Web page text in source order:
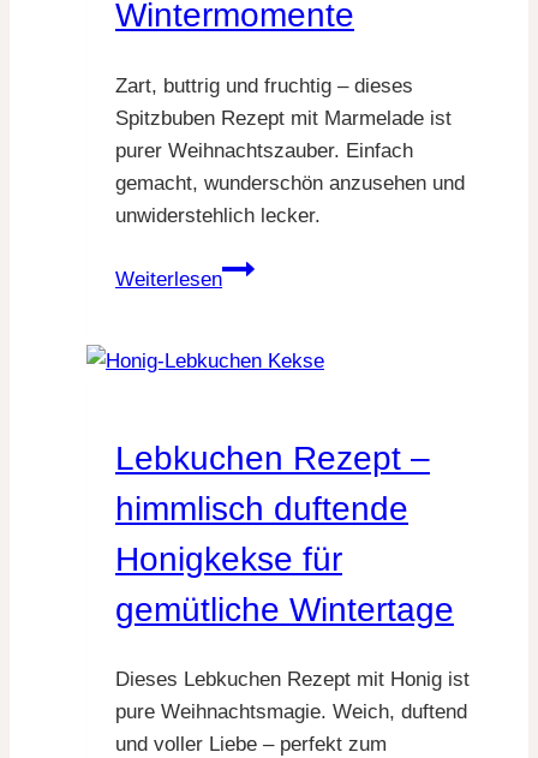
Wintermomente
Zart, buttrig und fruchtig – dieses
Spitzbuben Rezept mit Marmelade ist
purer Weihnachtszauber. Einfach
gemacht, wunderschön anzusehen und
unwiderstehlich lecker.
Weiterlesen
Spitzbuben
zarte
süße
Wintermomente
Lebkuchen Rezept –
himmlisch duftende
Honigkekse für
gemütliche Wintertage
Dieses Lebkuchen Rezept mit Honig ist
pure Weihnachtsmagie. Weich, duftend
und voller Liebe – perfekt zum